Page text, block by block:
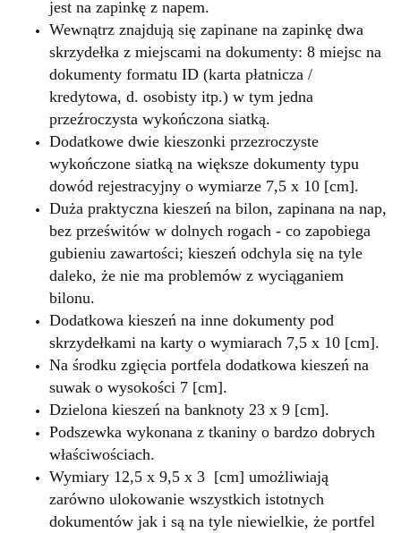
jest na zapinkę z napem.
Wewnątrz znajdują się zapinane na zapinkę dwa
skrzydełka z miejscami na dokumenty: 8 miejsc na
dokumenty formatu ID (karta płatnicza /
kredytowa, d. osobisty itp.) w tym jedna
przeźroczysta wykończona siatką.
Dodatkowe dwie kieszonki przezroczyste
wykończone siatką na większe dokumenty typu
dowód rejestracyjny o wymiarze 7,5 x 10 [cm].
Duża praktyczna kieszeń na bilon, zapinana na nap,
bez prześwitów w dolnych rogach - co zapobiega
gubieniu zawartości; kieszeń odchyla się na tyle
daleko, że nie ma problemów z wyciąganiem
bilonu.
Dodatkowa kieszeń na inne dokumenty pod
skrzydełkami na karty o wymiarach 7,5 x 10 [cm].
Na środku zgięcia portfela dodatkowa kieszeń na
suwak o wysokości 7 [cm].
Dzielona kieszeń na banknoty 23 x 9 [cm].
Podszewka wykonana z tkaniny o bardzo dobrych
właściwościach.
Wymiary 12,5 x 9,5 x 3 [cm] umożliwiają
zarówno ulokowanie wszystkich istotnych
dokumentów jak i są na tyle niewielkie, że portfel